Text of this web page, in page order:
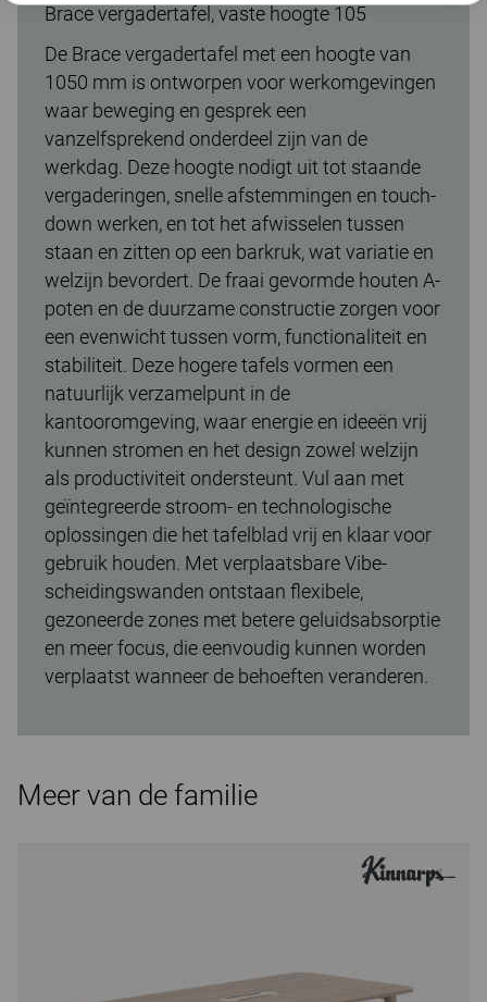
Brace vergadertafel, vaste hoogte 105
De Brace vergadertafel met een hoogte van
1050 mm is ontworpen voor werkomgevingen
waar beweging en gesprek een
vanzelfsprekend onderdeel zijn van de
werkdag. Deze hoogte nodigt uit tot staande
vergaderingen, snelle afstemmingen en touch-
down werken, en tot het afwisselen tussen
staan en zitten op een barkruk, wat variatie en
welzijn bevordert. De fraai gevormde houten A-
poten en de duurzame constructie zorgen voor
een evenwicht tussen vorm, functionaliteit en
stabiliteit. Deze hogere tafels vormen een
natuurlijk verzamelpunt in de
kantooromgeving, waar energie en ideeën vrij
kunnen stromen en het design zowel welzijn
als productiviteit ondersteunt. Vul aan met
geïntegreerde stroom- en technologische
oplossingen die het tafelblad vrij en klaar voor
gebruik houden. Met verplaatsbare Vibe-
scheidingswanden ontstaan flexibele,
gezoneerde zones met betere geluidsabsorptie
en meer focus, die eenvoudig kunnen worden
verplaatst wanneer de behoeften veranderen.
Meer van de familie